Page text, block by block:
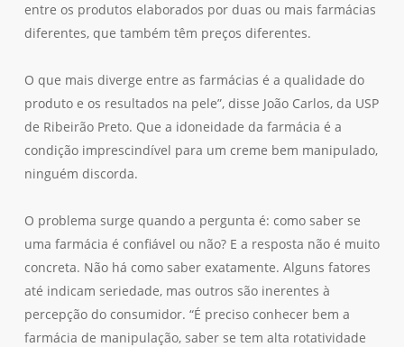
entre os produtos elaborados por duas ou mais farmácias
diferentes, que também têm preços diferentes.
O que mais diverge entre as farmácias é a qualidade do
produto e os resultados na pele”, disse João Carlos, da USP
de Ribeirão Preto. Que a idoneidade da farmácia é a
condição imprescindível para um creme bem manipulado,
ninguém discorda.
O problema surge quando a pergunta é: como saber se
uma farmácia é confiável ou não? E a resposta não é muito
concreta. Não há como saber exatamente. Alguns fatores
até indicam seriedade, mas outros são inerentes à
percepção do consumidor. “É preciso conhecer bem a
farmácia de manipulação, saber se tem alta rotatividade